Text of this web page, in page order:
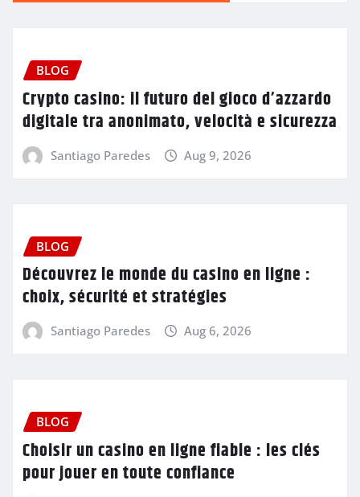
BLOG
Crypto casino: il futuro del gioco d’azzardo
digitale tra anonimato, velocità e sicurezza
Santiago Paredes Aug 9, 2026
BLOG
Découvrez le monde du casino en ligne :
choix, sécurité et stratégies
Santiago Paredes Aug 6, 2026
BLOG
Choisir un casino en ligne fiable : les clés
pour jouer en toute confiance